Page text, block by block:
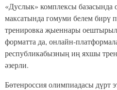
«Дуслык» комплексы базасында
максатында гомуми белем бирү
тренировка җыеннары
форматта да, онлайн-
республикабызның иң яхшы
әзерли.
Бөтенроссия олимпиадасы дүрт